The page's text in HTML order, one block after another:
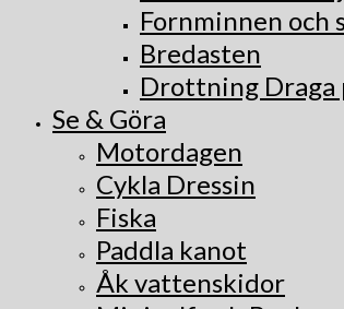
Fornminnen och
Bredasten
Drottning Draga
Se & Göra
Motordagen
Cykla Dressin
Fiska
Paddla kanot
Åk vattenskidor